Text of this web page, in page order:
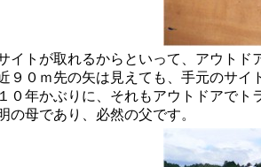
トが取れるからといって、アウトド
９０ｍ先の矢は見えても、手元のサ
０年かぶりに、それもアウトドアで
の母であり、必然の父です。